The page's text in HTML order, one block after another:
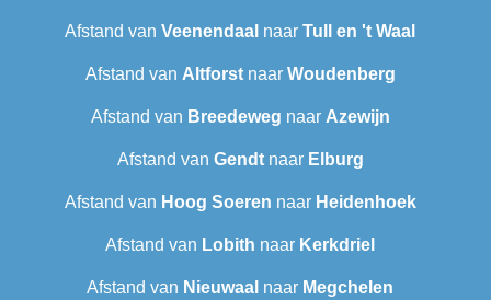
Afstand van Veenendaal naar Tull en 't Waal
Afstand van Altforstnaar Woudenberg
Afstand van Breedeweg naar Azewijn
Afstand van Gendtnaar Elburg
Afstand van Hoog Soeren naar Heidenhoek
Afstand van Lobith naar Kerkdriel
Afstand van Nieuwaal naar Megchelen